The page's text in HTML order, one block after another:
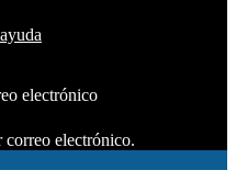
electrónico
correo electrónico.